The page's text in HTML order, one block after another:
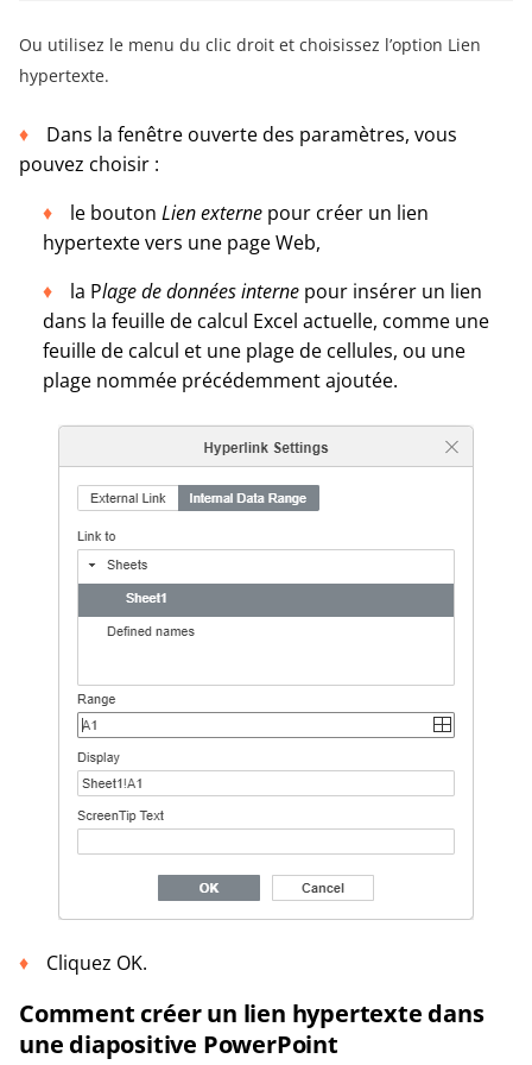
Ou utilisez le menu du clic droit et choisissez l’option Lien
hypertexte.
Dans la fenêtre ouverte des paramètres, vous
pouvez choisir :
le bouton Lien externe pour créer un lien
hypertexte vers une page Web,
la Plage de données interne pour insérer un lien
dans la feuille de calcul Excel actuelle, comme une
feuille de calcul et une plage de cellules, ou une
plage nommée précédemment ajoutée.
Cliquez OK.
Comment créer un lien hypertexte dans
une diapositive PowerPoint